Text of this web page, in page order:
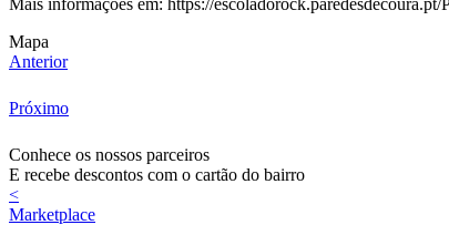
Mais informações em: https://escoladorock.paredesdecoura.pt/
Mapa
Anterior
Próximo
Conhece os nossos parceiros
E recebe descontos com o cartão do bairro
<
Marketplace